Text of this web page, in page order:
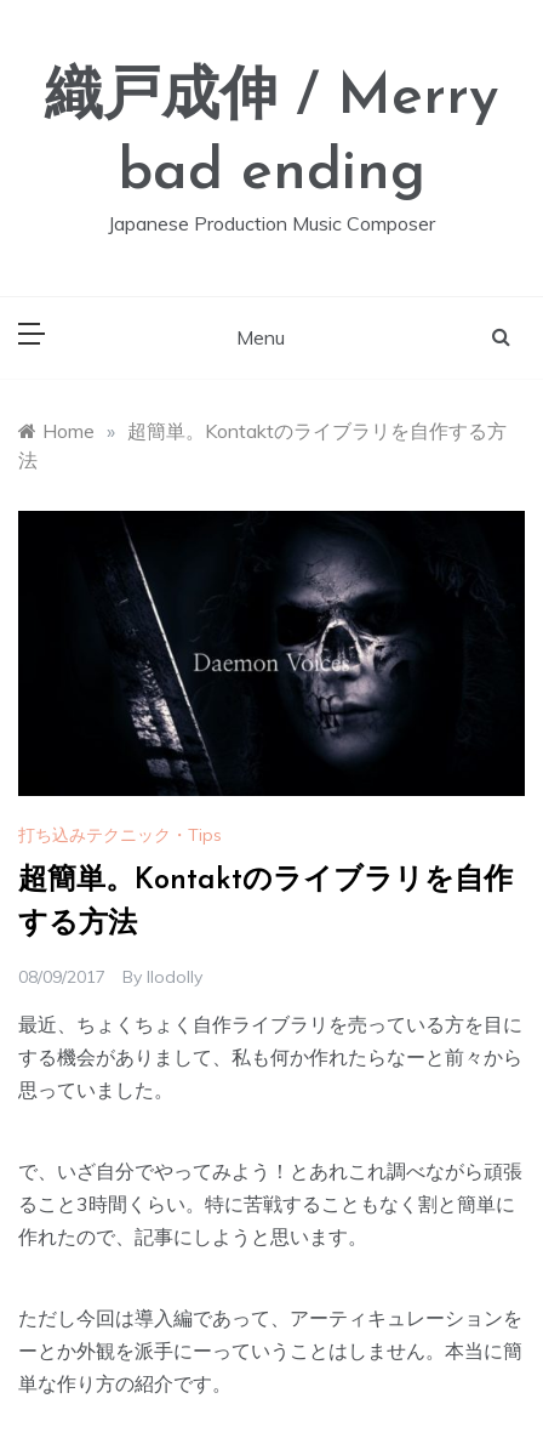
content織戸成伸 / Merry
bad ending
Japanese Production Music Composer
Menu
Home » 超簡単。Kontaktのライブラリを自作する方
法
打ち込みテクニック・Tips
超簡単。Kontaktのライブラリを自作
する方法
08/09/2017 By Ilodolly
最近、ちょくちょく自作ライブラリを売っている方を目に
する機会がありまして、私も何か作れたらなーと前々から
思っていました。
で、いざ自分でやってみよう！とあれこれ調べながら頑張
ること3時間くらい。特に苦戦することもなく割と簡単に
作れたので、記事にしようと思います。
ただし今回は導入編であって、アーティキュレーションを
ーとか外観を派手にーっていうことはしません。本当に簡
単な作り方の紹介です。